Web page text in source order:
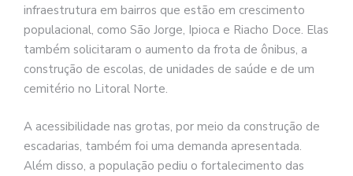
infraestrutura em bairros que estão em crescimento
populacional, como São Jorge, Ipioca e Riacho Doce. Elas
também solicitaram o aumento da frota de ônibus, a
construção de escolas, de unidades de saúde e de um
cemitério no Litoral Norte.
A acessibilidade nas grotas, por meio da construção de
escadarias, também foi uma demanda apresentada.
Além disso, a população pediu o fortalecimento das